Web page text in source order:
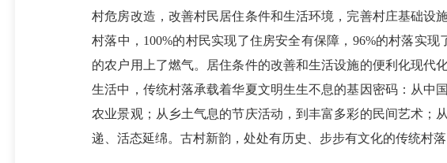
村危房改造，改善村民居住条件和生活环境，完善村庄基础设
村落中，100%的村民实现了住房安全有保障，96%的村落实
的农户用上了燃气。居住条件的改善和生活设施的便利化现代
生活中，传统村落承载着华夏文明生生不息的基因密码：从中
农业景观；从乡土气息的节庆活动，到丰富多彩的民间艺术；
递、活态延绵。古村新韵，处处有历史、步步有文化的传统村